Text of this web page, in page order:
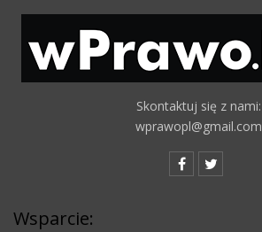
Skontaktuj się z nami:
wprawopl@gmail.com
Wsparcie: